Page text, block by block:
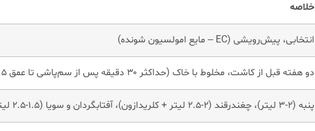
خلاصه
انتخابی، پیش‌رویشی (EC – مایع امولسیون شونده)
دو هفته قبل از کاشت، مخلوط با خاک (حداکثر ۳۰ دقیقه پس از سم‌پاشی تا عمق ۵ سانتی‌متر)
پنبه (۲-۳ لیتر)، چغندرقند (۲-۲.۵ لیتر + کلریدازون)، آفتابگردان و سویا (۱.۵-۲.۵ لیتر در هکتار)